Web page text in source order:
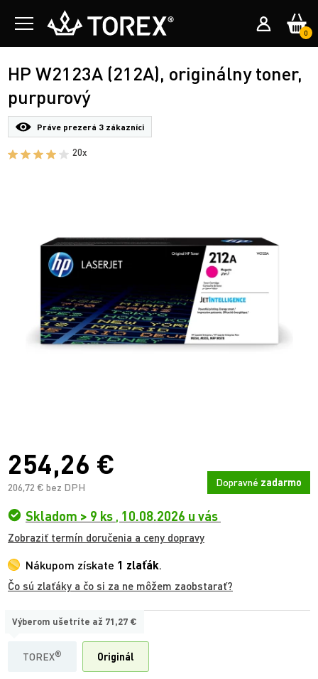
0
HP W2123A (212A), originálny toner,
purpurový
Práve prezerá 3 zákazníci
20x
254,26 €
206,72 € bez DPH Dopravné zadarmo
Skladom > 9 ks , 10.08.2026 u vás
Zobraziť termín doručenia a ceny dopravy
Nákupom získate 1 zlaťák.
Čo sú zlaťáky a čo si za ne môžem zaobstarať?
TYP:
TOREX®
Výberom ušetríte až 71,27 €
Originál